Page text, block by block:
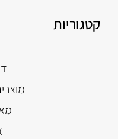
קטגוריות